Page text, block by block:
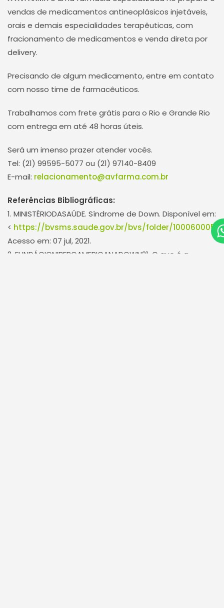
vendas de medicamentos antineoplásicos injetáveis,
orais e demais especialidades terapêuticas, com
fracionamento de medicamentos e venda direta por
delivery.
Precisando de algum medicamento, entre em contato
com nosso time de farmacêuticos.
Trabalhamos com frete grátis para o Rio e Grande Rio
com entrega em até 48 horas úteis.
Será um imenso prazer atender vocês.
Tel: (21) 99595-5077 ou (21) 97140-8409
E-mail: relacionamento@avfarma.com.br
Referências Bibliográficas:
1. MINISTÉRIODASAÚDE. Síndrome de Down. Disponível em:
< https://bvsms.saude.gov.br/bvs/folder/
Acesso em: 07 jul, 2021.
2. FUNDÁCIONIBEROAMERICANADOWN21. O que é a